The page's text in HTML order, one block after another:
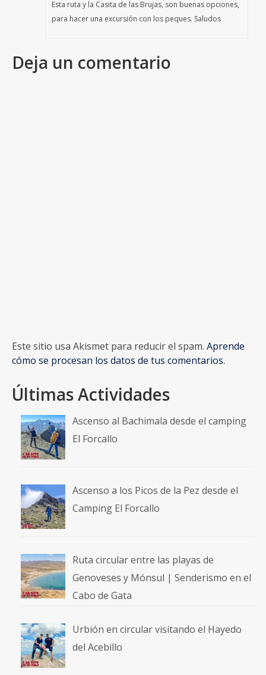
Esta ruta y la Casita de las Brujas, son buenas opciones,
para hacer una excursión con los peques. Saludos
Deja un comentario
Este sitio usa Akismet para reducir el spam. Aprende
cómo se procesan los datos de tus comentarios.
Últimas Actividades
Ascenso al Bachimala desde el camping
El Forcallo
Ascenso a los Picos de la Pez desde el
Camping El Forcallo
Ruta circular entre las playas de
Genoveses y Mónsul | Senderismo en el
Cabo de Gata
Urbión en circular visitando el Hayedo
del Acebillo